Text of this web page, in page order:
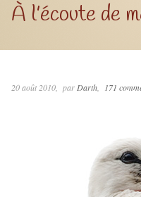
À l’écoute de
20 août 2010 parDarth 171